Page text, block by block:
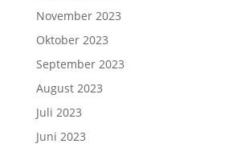
November 2023
Oktober 2023
September 2023
August 2023
Juli 2023
Juni 2023